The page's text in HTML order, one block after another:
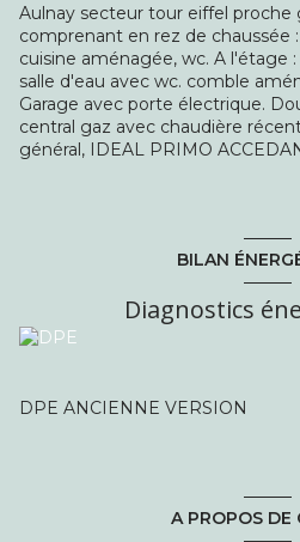
Aulnay secteur tour eiffel proche
comprenant en rez de chaussée
cuisine aménagée, wc. A l'étage
salle d'eau avec wc. comble
Garage avec porte électrique.
central gaz avec chaudière
général, IDEAL PRIMO
BILAN
Diagnostics
DPE ANCIENNE VERSION
A PROPOS DE